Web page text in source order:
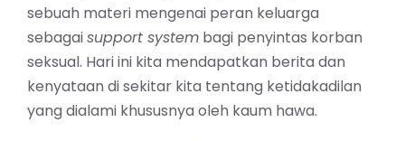
sebuah materi mengenai peran keluarga
sebagaisupport system bagi penyintas korban
seksual. Hari ini kita mendapatkan berita dan
kenyataan di sekitar kita tentang ketidakadilan
yang dialami khususnya oleh kaum hawa.